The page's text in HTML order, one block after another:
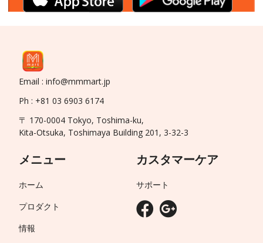
Email : info@mmmart.jp
Ph : +81 03 6903 6174
〒 170-0004 Tokyo, Toshima-ku,
Kita-Otsuka, Toshimaya Building 201, 3-32-3
メニュー
ホーム
プロダクト
情報
カスタマーケア
サポート